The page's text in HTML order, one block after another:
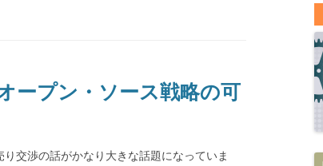
ープン・ソース戦略の可
交渉の話がかなり大きな話題になっていま